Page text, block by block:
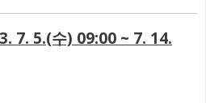
7. 5.(수) 09:00 ~ 7. 14.